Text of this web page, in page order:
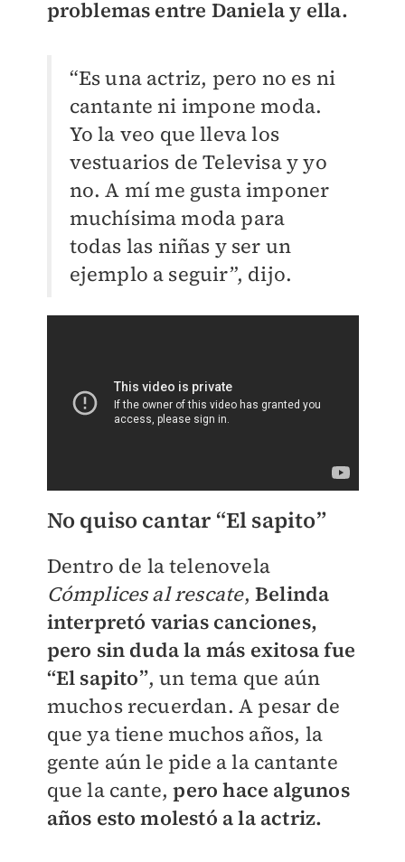
problemas entre Daniela y ella.
“Es una actriz, pero no es ni
cantante ni impone moda.
Yo la veo que lleva los
vestuarios de Televisa y yo
no. A mí me gusta imponer
muchísima moda para
todas las niñas y ser un
ejemplo a seguir”, dijo.
No quiso cantar “El sapito”
Dentro de la telenovela
Cómplices al rescate, Belinda
interpretó varias canciones,
pero sin duda la más exitosa fue
“El sapito”, un tema que aún
muchos recuerdan. A pesar de
que ya tiene muchos años, la
gente aún le pide a la cantante
que la cante,pero hace algunos
años esto molestó a la actriz.